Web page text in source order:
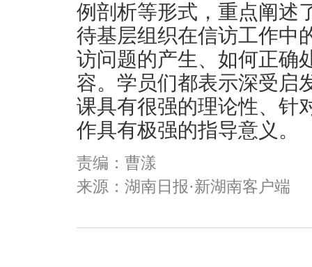
例剖析等形式，重点阐述
待基层组织在信访工作中
访问题的产生、如何正确
容。学员们都表示深受启
课具有很强的理论性、针
作具有极强的指导意义。
责编：曹漾
来源：湖南日报·新湖南客户端